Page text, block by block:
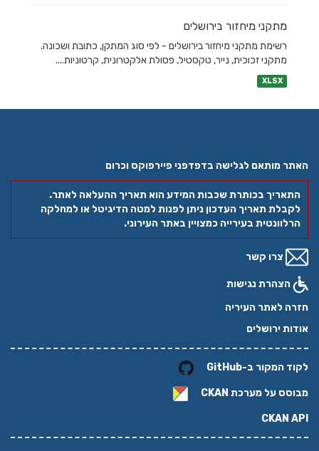
מתקני מיחזור בירושלים
רשימת מתקני מיחזור בירושלים - לפי סוג המתקן, כתובת ושכונה.
מתקני זכוכית, נייר, טקסטיל, פסולת אלקטרונית, קרטוניות....
XLSX
האתר מותאם לגלישה בדפדפני פיירפוקס וכרום
התאריך בכותרת שכבות המידע הוא תאריך ההעלאה לאתר.
לקבלת תאריך העדכון ניתן לפנות למטה הדיגיטל או למחלקה
הרלוונטית בעירייה כמצויין באתר העירוני.
צרו קשר
הצהרת נגישות
חזרה לאתר העיריה
אודות ירושלים
לקוד המקור ב-GitHub
מבוסס על מערכת CKAN
CKAN API